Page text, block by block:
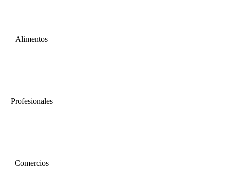
Alimentos
Profesionales
Comercios